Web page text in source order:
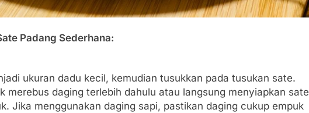
Padang Sederhana:
ukuran dadu kecil, kemudian tusukkan pada tusukan sate.
merebus daging terlebih dahulu atau langsung menyiapkan sate
Jika menggunakan daging sapi, pastikan daging cukup empuk